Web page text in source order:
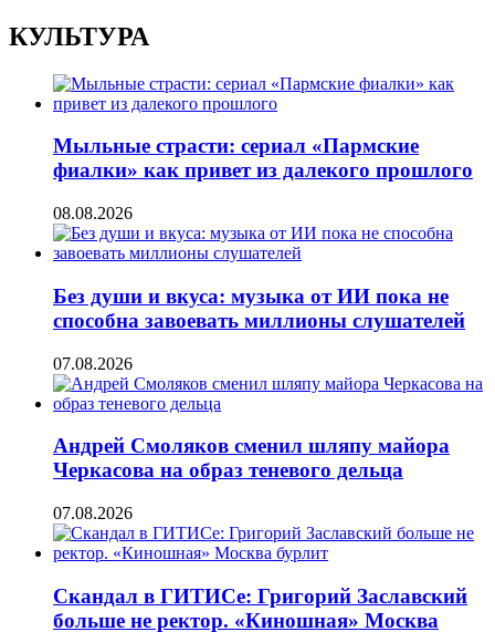
КУЛЬТУРА
Мыльные страсти: сериал «Пармские
фиалки» как привет из далекого прошлого
08.08.2026
Без души и вкуса: музыка от ИИ пока не
способна завоевать миллионы слушателей
07.08.2026
Андрей Смоляков сменил шляпу майора
Черкасова на образ теневого дельца
07.08.2026
Скандал в ГИТИСе: Григорий Заславский
больше не ректор. «Киношная» Москва